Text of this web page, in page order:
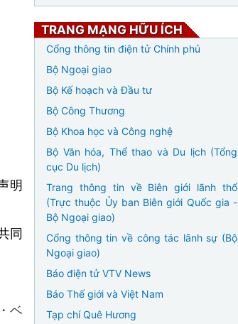
明
同
ベ
TRANG MẠNG HỮU ÍCH
Cổng thông tin điện tử Chính phủ
Bộ Ngoại giao
Bộ Kế hoạch và Đầu tư
Bộ Công Thương
Bộ Khoa học và Công nghệ
Bộ Văn hóa, Thể thao và Du lịch (Tổng
cục Du lịch)
Trang thông tin về Biên giới lãnh thổ
(Trực thuộc Ủy ban Biên giới Quốc gia -
Bộ Ngoại giao)
Cổng thông tin về công tác lãnh sự (Bộ
Ngoại giao)
Báo điện tử VTV News
Báo Thế giới và Việt Nam
Tạp chí Quê Hương